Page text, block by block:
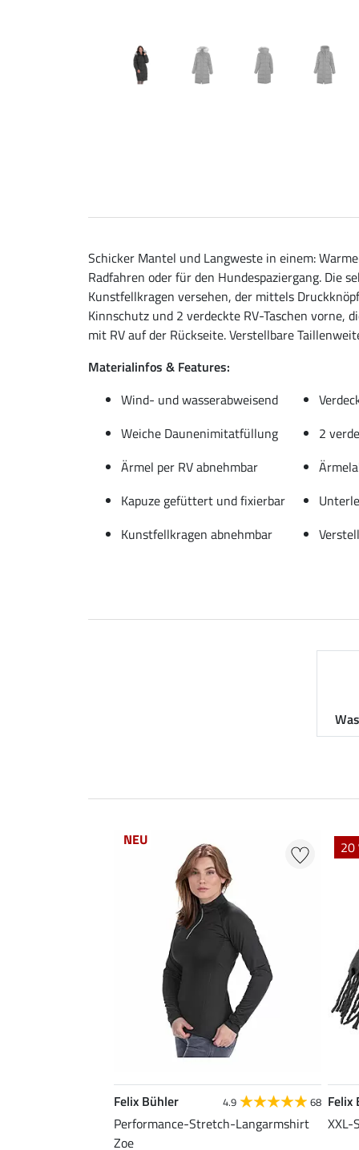
Schicker Mantel und Langweste in einem:
Radfahren oder für den Hundespaziergang. Die
Kunstfellkragen versehen, der mittels
Kinnschutz und 2 verdeckte RV-Taschen
mit RV auf der Rückseite. Verstellbare
Materialinfos & Features:
Wind- und wasserabweisend
Weiche Daunenimitatfüllung
2
Ärmel per RV abnehmbar
Kapuze gefüttert und fixierbar
Kunstfellkragen abnehmbar
NEU
Felix Bühler 4.9 68
Performance-Stretch-Langarmshirt
Zoe
20
Felix
XXL-